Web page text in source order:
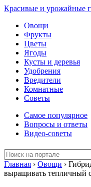
Красивые и урожайные
Овощи
Фрукты
Цветы
Ягоды
Кусты и деревья
Удобрения
Вредители
Комнатные
Советы
Самое популярное
Вопросы и ответы
Видео-советы
Главная › Овощи ›
выращивать тепличный